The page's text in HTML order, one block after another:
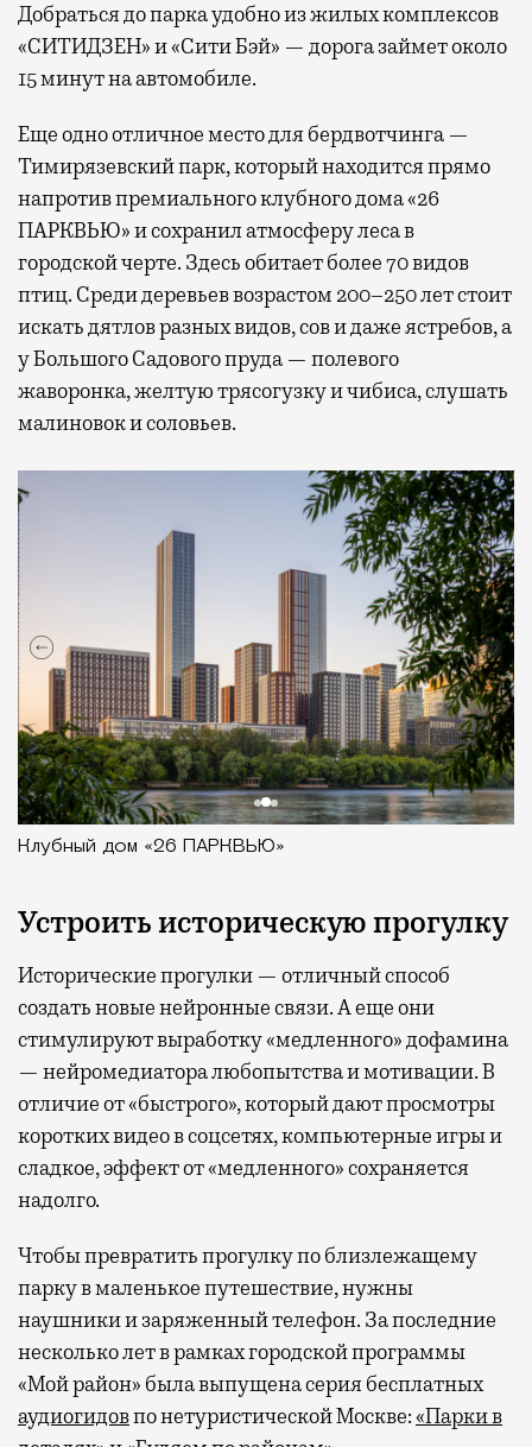
Добраться до парка удобно из жилых комплексов
«СИТИДЗЕН» и «Сити Бэй» — дорога займет около
15 минут на автомобиле.
Еще одно отличное место для бердвотчинга —
Тимирязевский парк, который находится прямо
напротив премиального клубного дома «26
ПАРКВЬЮ» и сохранил атмосферу леса в
городской черте. Здесь обитает более 70 видов
птиц. Среди деревьев возрастом 200–250 лет стоит
искать дятлов разных видов, сов и даже ястребов, а
у Большого Садового пруда — полевого
жаворонка, желтую трясогузку и чибиса, слушать
малиновок и соловьев.
Клубный дом «26 ПАРКВЬЮ»
Устроить историческую прогулку
Исторические прогулки — отличный способ
создать новые нейронные связи. А еще они
стимулируют выработку «медленного» дофамина
— нейромедиатора любопытства и мотивации. В
отличие от «быстрого», который дают просмотры
коротких видео в соцсетях, компьютерные игры и
сладкое, эффект от «медленного» сохраняется
надолго.
Чтобы превратить прогулку по близлежащему
парку в маленькое путешествие, нужны
наушники и заряженный телефон. За последние
несколько лет в рамках городской программы
«Мой район» была выпущена серия бесплатных
аудиогидовпо нетуристической Москве:«Парки в